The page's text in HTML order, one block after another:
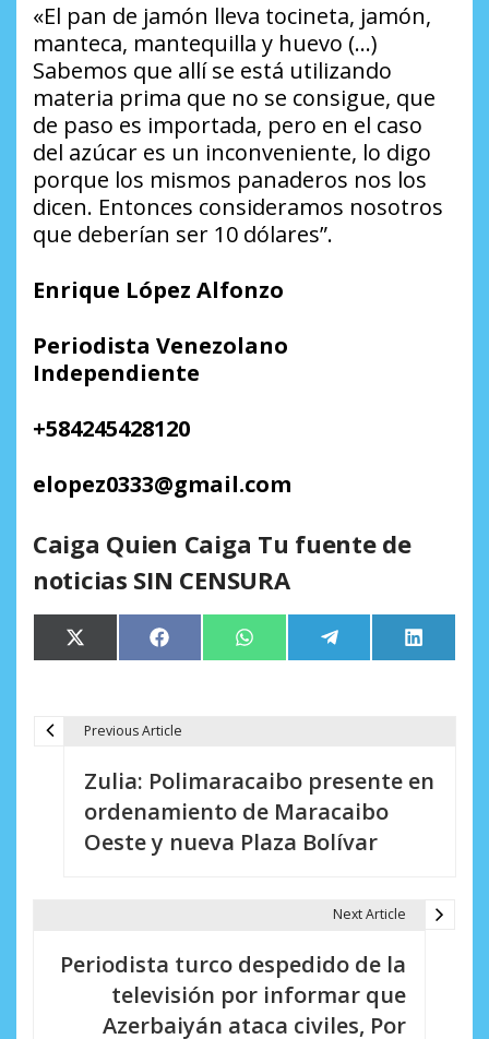
«El pan de jamón lleva tocineta, jamón,
manteca, mantequilla y huevo (…)
Sabemos que allí se está utilizando
materia prima que no se consigue, que
de paso es importada, pero en el caso
del azúcar es un inconveniente, lo digo
porque los mismos panaderos nos los
dicen. Entonces consideramos nosotros
que deberían ser 10 dólares”.
Enrique López Alfonzo
Periodista Venezolano
Independiente
+584245428120
elopez0333@gmail.com
Caiga Quien Caiga Tu fuente de
noticias SIN CENSURA
Compartir
en
X
(Twitter)
Compartir
en
Facebook Compartir
en
WhatsApp Compartir
en
Telegram
en
LinkedIn
Previous Article
Zulia: Polimaracaibo presente en
ordenamiento de Maracaibo
Oeste y nueva Plaza Bolívar
Next Article
Periodista turco despedido de la
televisión por informar que
Azerbaiyán ataca civiles, Por